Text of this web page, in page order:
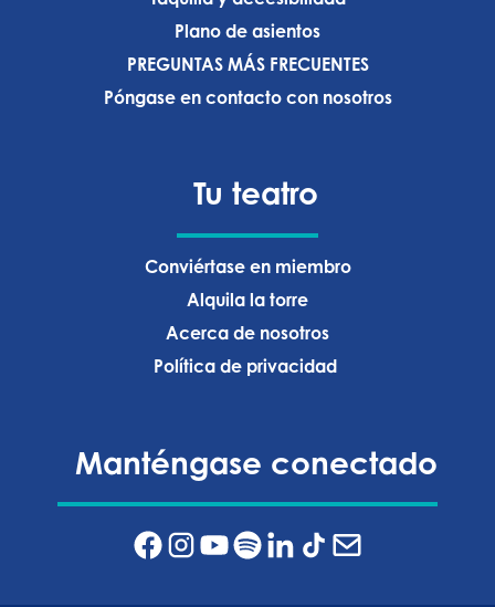
Plano de asientos
PREGUNTAS MÁS FRECUENTES
Póngase en contacto con nosotros
Tu teatro
Conviértase en miembro
Alquila la torre
Acerca de nosotros
Política de privacidad ‍
Manténgase conectado